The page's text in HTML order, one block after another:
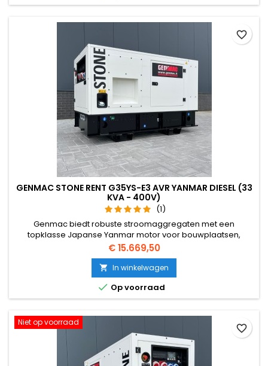
GENMAC STONE RENT G35YS-E3 AVR YANMAR DIESEL (33
KVA - 400V)
(1)
Genmac biedt robuste stroomaggregaten met een
topklasse Japanse Yanmar motor voor bouwplaatsen,
noodtroom toepassingen. Het aggregaat kunt u met de
vorkheftruck verplaatsen. Deze aggregaten zijn ook voorzien
van een centrale hijshaak, deze zorgt ervoor dat het
aggregaat aan het einde van de dag aan de kraan
gehangen kan worden om diefstal te voorkomen....
Prijs
€ 15.669,50
 In winkelwagen
 Op voorraad
favorite_border
Niet op voorraad
favorite_border